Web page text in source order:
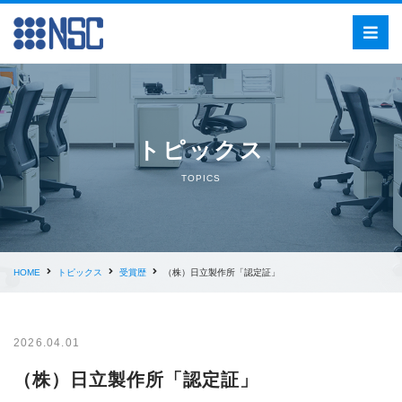
トピックス
TOPICS
HOME トピックス 受賞歴 （株）日立製作所「認定証」
2026.04.01
（株）日立製作所「認定証」